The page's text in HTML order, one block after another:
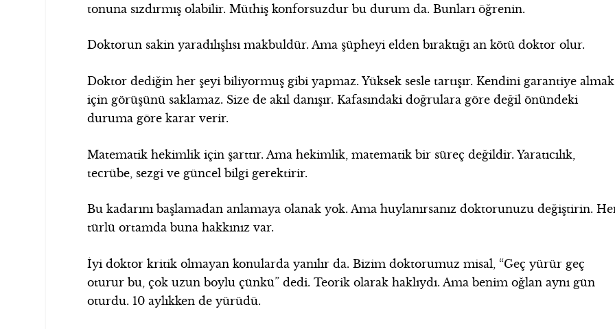
tonuna sızdırmış olabilir. Müthiş konforsuzdur bu durum da. Bunları öğrenin.
Doktorun sakin yaradılışlısı makbuldür. Ama şüpheyi elden bıraktığı an kötü doktor olur.
Doktor dediğin her şeyi biliyormuş gibi yapmaz. Yüksek sesle tartışır. Kendini garantiye almak
için görüşünü saklamaz. Size de akıl danışır. Kafasındaki doğrulara göre değil önündeki
duruma göre karar verir.
Matematik hekimlik için şarttır. Ama hekimlik, matematik bir süreç değildir. Yaratıcılık,
tecrübe, sezgi ve güncel bilgi gerektirir.
Bu kadarını başlamadan anlamaya olanak yok. Ama huylanırsanız doktorunuzu değiştirin.
türlü ortamda buna hakkınız var.
İyi doktor kritik olmayan konularda yanılır da. Bizim doktorumuz misal, “Geç yürür geç
oturur bu, çok uzun boylu çünkü” dedi. Teorik olarak haklıydı. Ama benim oğlan aynı gün
oturdu. 10 aylıkken de yürüdü.